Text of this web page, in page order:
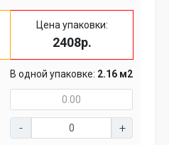
Цена упаковки:
2408р.
В одной упаковке: 2.16 м2